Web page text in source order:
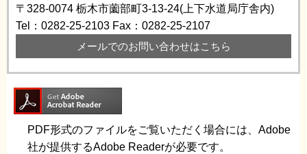
〒328-0074 栃木市薗部町3-13-24(上下水道局庁舎内)
Tel：0282-25-2103 Fax：0282-25-2107
メールでのお問い合わせはこちら
PDF形式のファイルをご覧いただく場合には、Adobe
社が提供するAdobe Readerが必要です。